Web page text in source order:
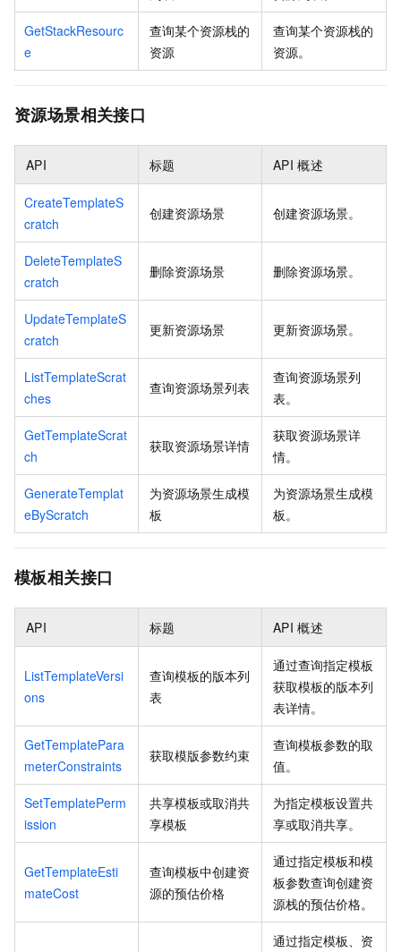
GetStackResourc
e
查询某个资源栈的
资源
查询某个资源栈的
资源。
资源场景相关接口
API 标题 API 概述
CreateTemplateS
cratch
创建资源场景 创建资源场景。
DeleteTemplateS
cratch
删除资源场景 删除资源场景。
UpdateTemplateS
cratch
更新资源场景 更新资源场景。
ListTemplateScrat
ches
查询资源场景列表
查询资源场景列
表。
GetTemplateScrat
ch
获取资源场景详情
获取资源场景详
情。
GenerateTemplat
eByScratch
为资源场景生成模
板
为资源场景生成模
板。
模板相关接口
API 标题 API 概述
ListTemplateVersi
ons
查询模板的版本列
表
通过查询指定模板
获取模板的版本列
表详情。
GetTemplatePara
meterConstraints
获取模版参数约束
查询模板参数的取
值。
SetTemplatePerm
ission
共享模板或取消共
享模板
为指定模板设置共
享或取消共享。
GetTemplateEsti
mateCost
查询模板中创建资
源的预估价格
通过指定模板和模
板参数查询创建资
源栈的预估价格。
通过指定模板、资